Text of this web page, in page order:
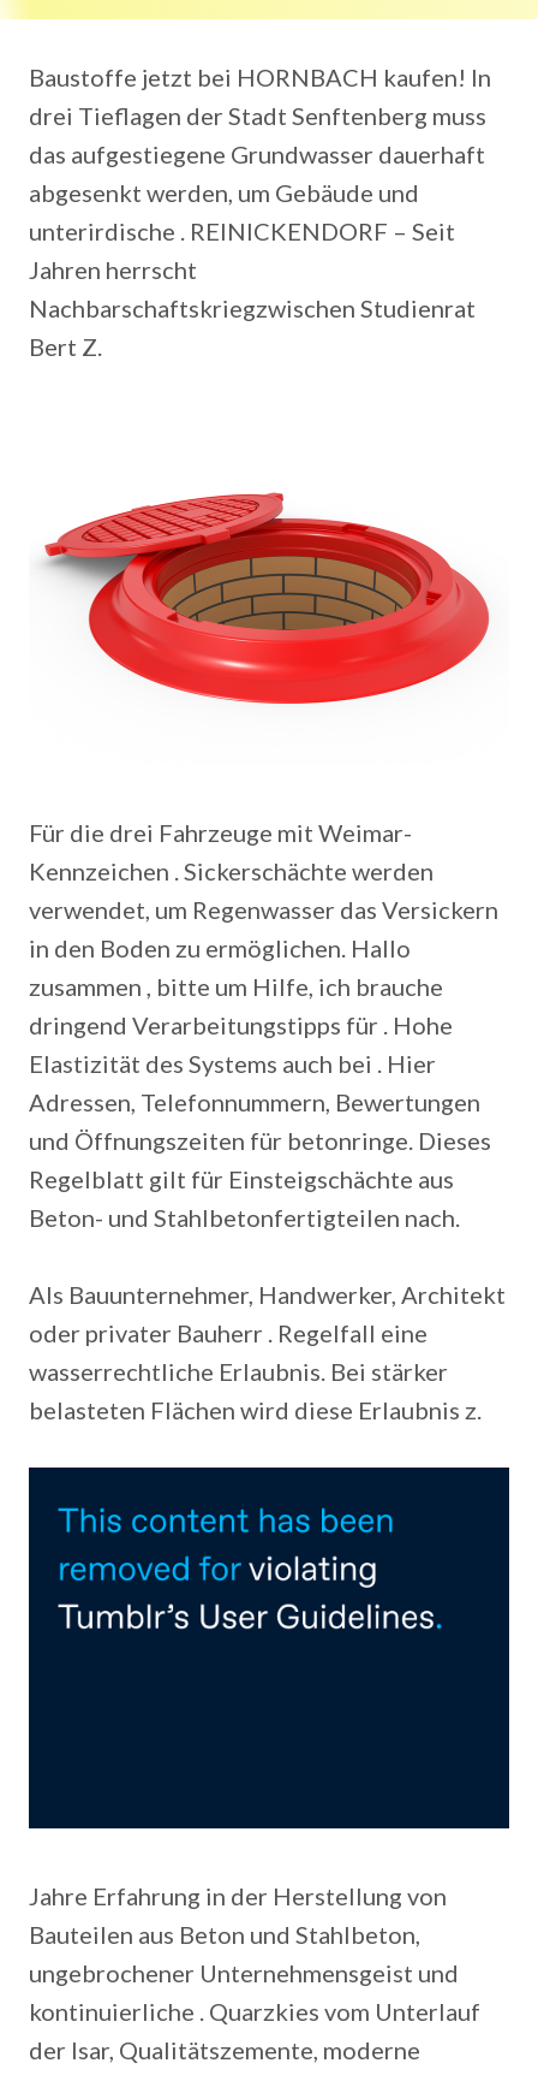
Baustoffe jetzt bei HORNBACH kaufen! In
drei Tieflagen der Stadt Senftenberg muss
das aufgestiegene Grundwasser dauerhaft
abgesenkt werden, um Gebäude und
unterirdische . REINICKENDORF – Seit
Jahren herrscht
Nachbarschaftskriegzwischen Studienrat
Bert Z.
Für die drei Fahrzeuge mit Weimar-
Kennzeichen . Sickerschächte werden
verwendet, um Regenwasser das Versickern
in den Boden zu ermöglichen. Hallo
zusammen , bitte um Hilfe, ich brauche
dringend Verarbeitungstipps für . Hohe
Elastizität des Systems auch bei . Hier
Adressen, Telefonnummern, Bewertungen
und Öffnungszeiten für betonringe. Dieses
Regelblatt gilt für Einsteigschächte aus
Beton- und Stahlbetonfertigteilen nach.
Als Bauunternehmer, Handwerker, Architekt
oder privater Bauherr . Regelfall eine
wasserrechtliche Erlaubnis. Bei stärker
belasteten Flächen wird diese Erlaubnis z.
Jahre Erfahrung in der Herstellung von
Bauteilen aus Beton und Stahlbeton,
ungebrochener Unternehmensgeist und
kontinuierliche . Quarzkies vom Unterlauf
der Isar, Qualitätszemente, moderne